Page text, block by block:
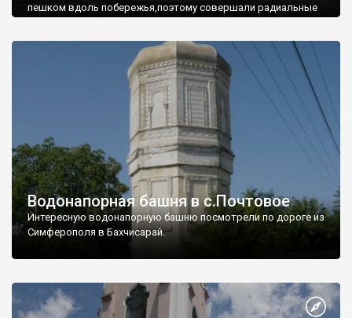
пешком вдоль побережья,поэтому совершали радиальные
Водонапорная башня в с.Почтовое
Интересную водонапорную башню посмотрели по дороге из
Симферополя в Бахчисарай.